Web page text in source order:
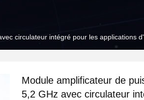
circulateur intégré pour les applications
Module amplificateur de
5,2 GHz avec circulateur